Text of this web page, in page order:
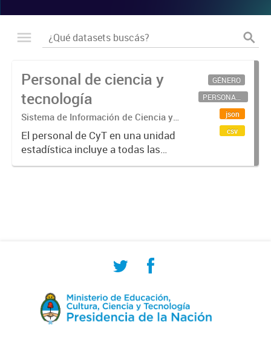
Personal de ciencia y
tecnología
Sistema de Información de Ciencia y
Tecnología Argentino (SICYTAR)
El personal de CyT en una unidad
estadística incluye a todas las
personas involucradas
GÉNERO
PERSONAL CIENTÍFICO-TECNOLÓGICO
json
csv